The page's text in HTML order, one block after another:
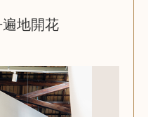
：福建省； 義診地
方法：掃描二維碼，
往省內各大連鎖藥房
地開花